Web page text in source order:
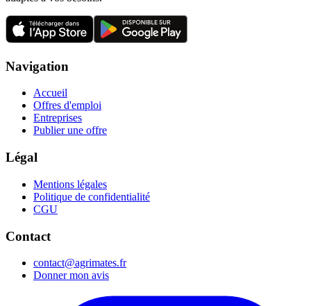
Navigation
Accueil
Offres d'emploi
Entreprises
Publier une offre
Légal
Mentions légales
Politique de confidentialité
CGU
Contact
contact@agrimates.fr
Donner mon avis